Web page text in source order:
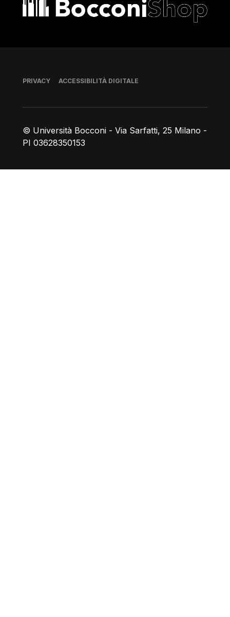
© Università Bocconi - Via Sarfatti, 25 Milano -
PI 03628350153
Piè di pagina
PRIVACY ACCESSIBILITÀ DIGITALE